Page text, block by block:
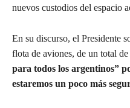
nuevos custodios del espacio
En su discurso, el Presidente
flota de aviones, de un total de
para todos los argentinos”
estaremos un poco más